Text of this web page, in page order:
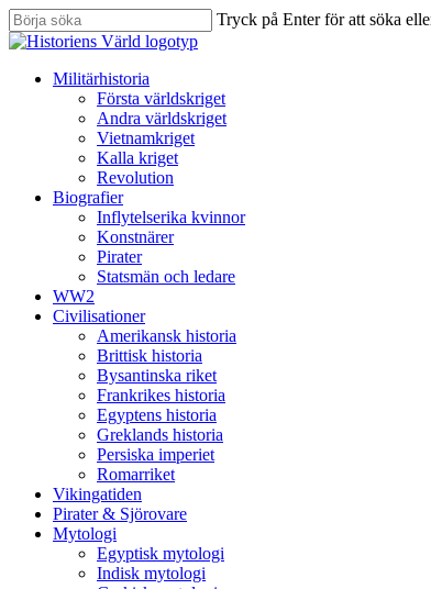
Skip
to
content
Tryck på Enter för att söka
Stäng
Menu
Militärhistoria
Första världskriget
Andra världskriget
Vietnamkriget
Kalla kriget
Revolution
Biografier
Inflytelserika kvinnor
Konstnärer
Pirater
Statsmän och ledare
WW2
Civilisationer
Amerikansk historia
Brittisk historia
Bysantinska riket
Frankrikes historia
Egyptens historia
Greklands historia
Persiska imperiet
Romarriket
Vikingatiden
Pirater & Sjörovare
Mytologi
Egyptisk mytologi
Indisk mytologi